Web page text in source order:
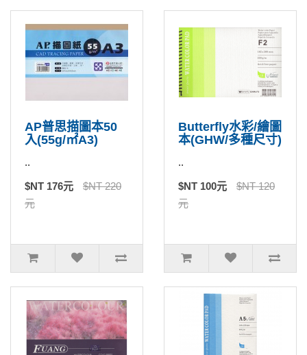
AP普思描圖本50
入(55g/㎡A3)
..
$NT 176元
$NT 220
元
Butterfly水彩/繪圖
本(GHW/多種尺寸)
..
$NT 100元
$NT 120
元